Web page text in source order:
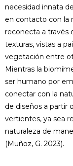
necesidad innata
en contacto con la
reconecta a través
texturas, vistas a
vegetación entre
Mientras la
ser humano por
conectar con la
de diseños a partir
vertientes, ya sea
naturaleza de
(Muñoz, G. 2023).